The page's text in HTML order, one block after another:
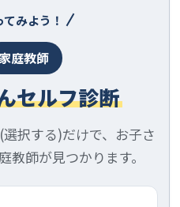
みよう！
庭教師
セルフ診断
択する)だけで、お子さ
教師が見つかります。